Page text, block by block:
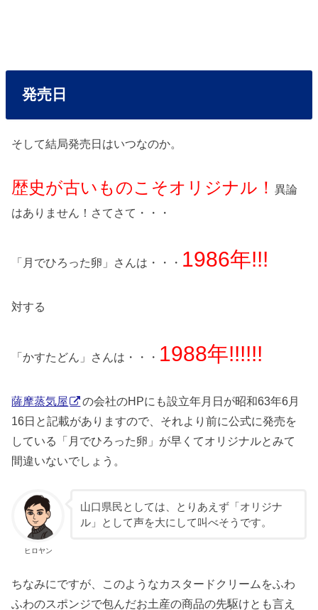
発売日
そして結局発売日はいつなのか。
歴史が古いものこそオリジナル！異論
はありません！さてさて・・・
「月でひろった卵」さんは・・・ 1986年!!!
対する
「かすたどん」さんは・・・ 1988年!!!!!!
薩摩蒸気屋
の会社のHPにも設立年月日が昭和63年6月
16日と記載がありますので、それより前に公式に発売を
している「月でひろった卵」が早くてオリジナルとみて
間違いないでしょう。
ヒロヤン
山口県民としては、とりあえず「オリジナ
ル」として声を大にして叫べそうです。
ちなみにですが、このようなカスタードクリームをふわ
ふわのスポンジで包んだお土産の商品の先駆けとも言え